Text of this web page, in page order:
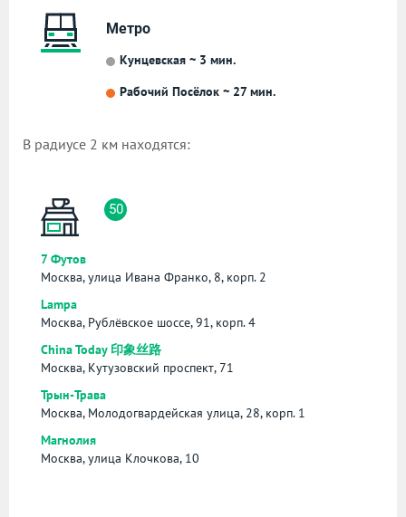
Метро
Кунцевская ~ 3 мин.
Рабочий Посёлок ~ 27 мин.
В радиусе 2 км находятся:
50
7 Футов
Москва, улица Ивана Франко, 8, корп. 2
Lampa
Москва, Рублёвское шоссе, 91, корп. 4
China Today 印象丝路
Москва, Кутузовский проспект, 71
Трын-Трава
Москва, Молодогвардейская улица, 28, корп. 1
Магнолия
Москва, улица Клочкова, 10